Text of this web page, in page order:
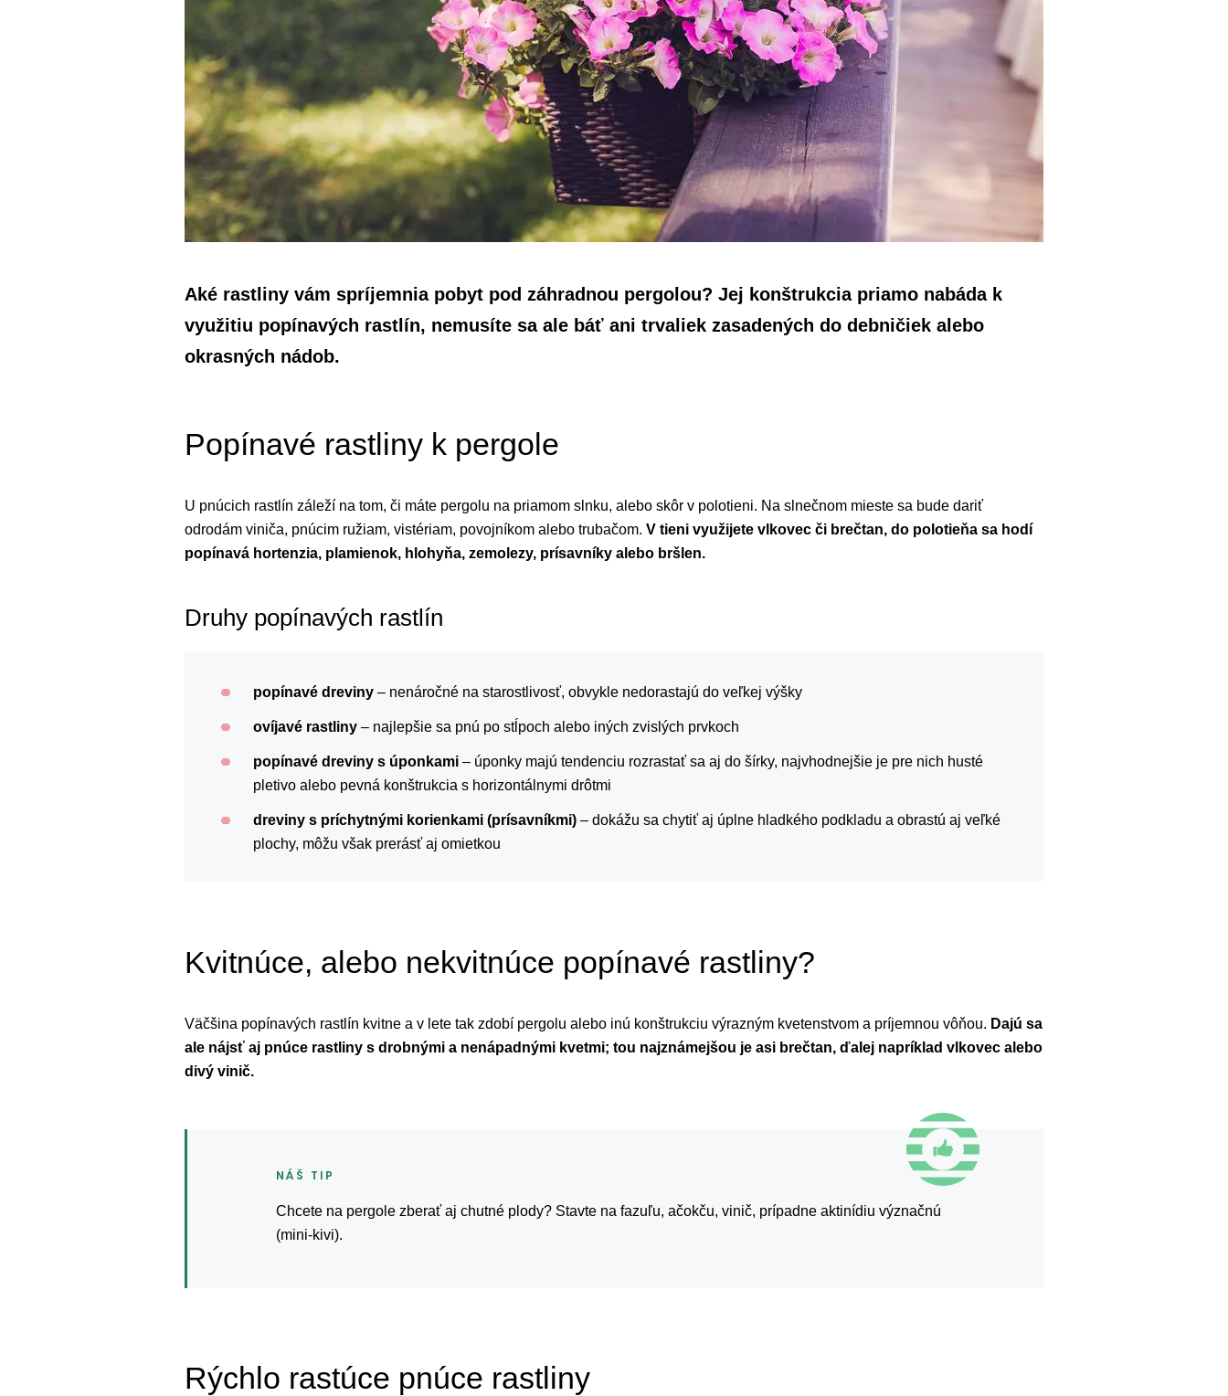
Aké rastliny vám spríjemnia pobyt pod záhradnou pergolou? Jej konštrukcia priamo nabáda k
využitiu popínavých rastlín, nemusíte sa ale báť ani trvaliek zasadených do debničiek alebo
okrasných nádob.
Popínavé rastliny k pergole
U pnúcich rastlín záleží na tom, či máte pergolu na priamom slnku, alebo skôr v polotieni. Na slnečnom mieste sa bude dariť
odrodám viniča, pnúcim ružiam, vistériam, povojníkom alebo trubačom. V tieni využijete vlkovec či brečtan, do polotieňa sa hodí
popínavá hortenzia, plamienok, hlohyňa, zemolezy, prísavníky alebo bršlen.
Druhy popínavých rastlín
popínavé dreviny – nenáročné na starostlivosť, obvykle nedorastajú do veľkej výšky
ovíjavé rastliny – najlepšie sa pnú po stĺpoch alebo iných zvislých prvkoch
popínavé dreviny s úponkami – úponky majú tendenciu rozrastať sa aj do šírky, najvhodnejšie je pre nich husté
pletivo alebo pevná konštrukcia s horizontálnymi drôtmi
dreviny s príchytnými korienkami (prísavníkmi) – dokážu sa chytiť aj úplne hladkého podkladu a obrastú aj veľké
plochy, môžu však prerásť aj omietkou
Kvitnúce, alebo nekvitnúce popínavé rastliny?
Väčšina popínavých rastlín kvitne a v lete tak zdobí pergolu alebo inú konštrukciu výrazným kvetenstvom a príjemnou vôňou. Dajú sa
ale nájsť aj pnúce rastliny s drobnými a nenápadnými kvetmi; tou najznámejšou je asi brečtan, ďalej napríklad vlkovec alebo
divý vinič.
Chcete na pergole zberať aj chutné plody? Stavte na fazuľu, ačokču, vinič, prípadne aktinídiu význačnú
(mini-kivi).
Rýchlo rastúce pnúce rastliny